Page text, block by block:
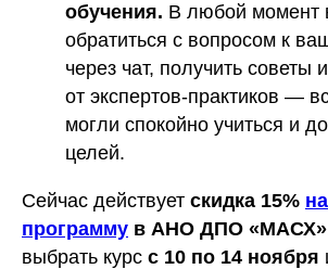
обучения. В любой момент
обратиться с вопросом к
через чат, получить советы
от экспертов-практиков —
могли спокойно учиться и
целей.
Сейчас действует скидка 15%
программу в АНО ДПО «МАСХ»
выбрать курс с 10 по 14 ноября